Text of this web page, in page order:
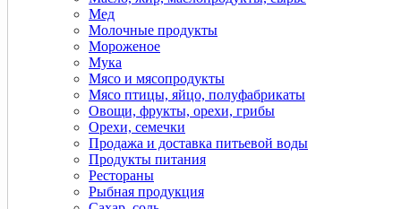
Мед
Молочные продукты
Мороженое
Мука
Мясо и мясопродукты
Мясо птицы, яйцо, полуфабрикаты
Овощи, фрукты, орехи, грибы
Орехи, семечки
Продажа и доставка питьевой воды
Продукты питания
Рестораны
Рыбная продукция